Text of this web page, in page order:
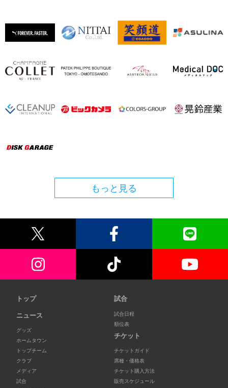
もっと見る
トップ
ニュース
グッズ
ホームタウン
トップチーム
クラブ
メディア
試合
試合
試合日程
順位表
チケット
チケットガイド
席種・価格表
チケット購入方法
販売スケジュール